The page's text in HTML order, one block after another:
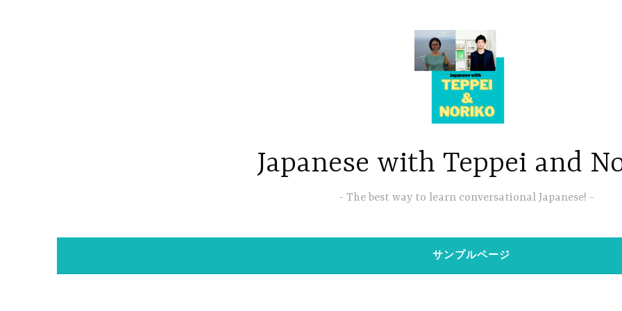
Japanese with Teppei and
The best way to learn conversational Japanese!
サンプルページ